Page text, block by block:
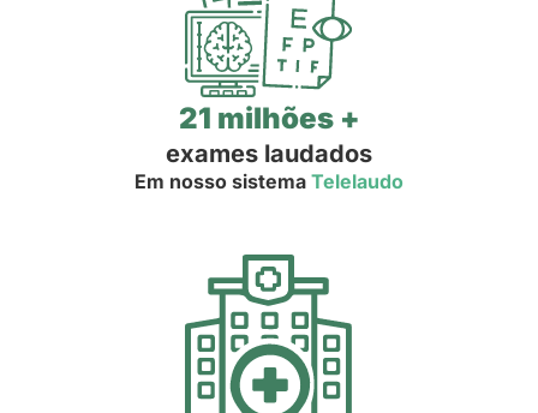
21 milhões +
exames laudados
Em nosso sistema Telelaudo